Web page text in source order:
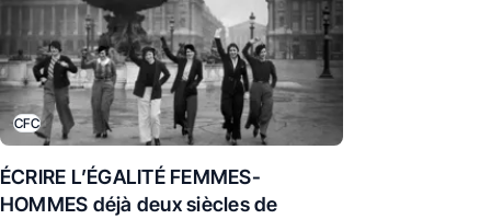
CFC
ÉCRIRE L’ÉGALITÉ FEMMES-
HOMMES déjà deux siècles de